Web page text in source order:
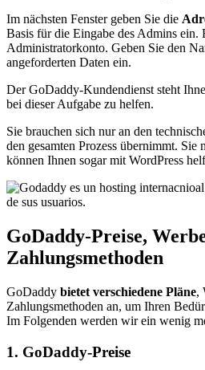
Im nächsten Fenster geben Sie die
Basis für die Eingabe des Admins ein.
Administratorkonto. Geben Sie den
angeforderten Daten ein.
Der GoDaddy-Kundendienst steht
bei dieser Aufgabe zu helfen.
Sie brauchen sich nur an den
den gesamten Prozess übernimmt. Sie
können Ihnen sogar mit WordPress
GoDaddy-Preise,
Zahlungsmethoden
GoDaddy bietet verschiedene Pläne,
Zahlungsmethoden an, um Ihren
Im Folgenden werden wir ein wenig
1. GoDaddy-Preise